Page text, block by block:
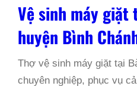
Vệ sinh máy giặt
huyện Bình
Thợ vệ sinh máy giặt tại
chuyên nghiệp, phục vụ